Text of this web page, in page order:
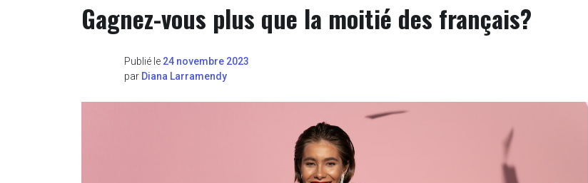
Gagnez-vous plus que la moitié des français?
Publié le 24 novembre 2023
par Diana Larramendy